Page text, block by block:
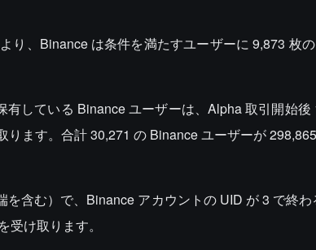
り、Binance は条件を満たすユーザーに 9,873 枚
している Binance ユーザーは、Alpha 取引開始後
ます。合計 30,271 の Binance ユーザーが
含む）で、Binance アカウントの UID が 3 で終
け取ります。